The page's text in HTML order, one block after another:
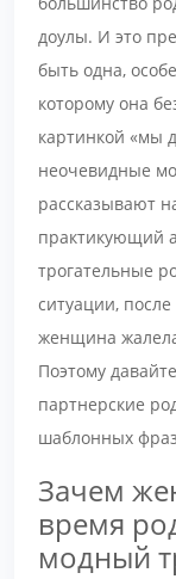
доулы. И это
быть одна,
которому она
картинкой «мы
неочевидные
рассказывают
практикующий
трогательные
ситуации,
женщина
Поэтому
партнерские
шаблонных
Зачем
время
модный